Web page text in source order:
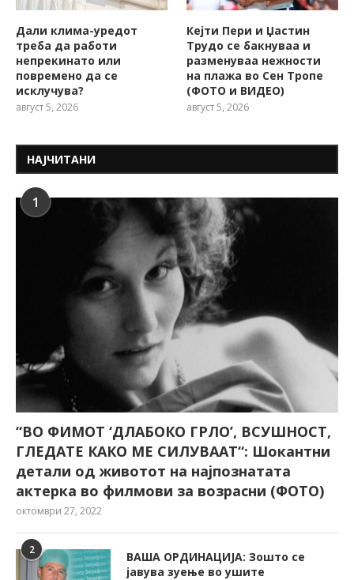
Дали клима-уредот
треба да работи
непрекинато или
повремено да се
исклучува?
август 5, 2026
Кејти Пери и Џастин
Трудо се бакнуваа и
разменуваа нежности
на плажа во Сен Тропе
(ФОТО и ВИДЕО)
август 5, 2026
НАЈЧИТАНИ
1
“ВО ФИМОТ ‘ДЛАБОКО ГРЛО’, ВСУШНОСТ,
ГЛЕДАТЕ КАКО МЕ СИЛУВААТ“: Шокантни
детали од животот на најпознатата
актерка во филмови за возрасни (ФОТО)
октомври 27, 2022
2
ВАША ОРДИНАЦИЈА: Зошто се
јавува зуење во ушите